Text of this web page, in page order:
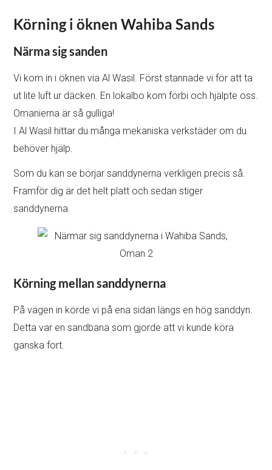
Körning i öknen Wahiba Sands
Närma sig sanden
Vi kom in i öknen via Al Wasil. Först stannade vi för att ta
ut lite luft ur däcken. En lokalbo kom förbi och hjälpte oss.
Omanierna är så gulliga!
I Al Wasil hittar du många mekaniska verkstäder om du
behöver hjälp.
Som du kan se börjar sanddynerna verkligen precis så.
Framför dig är det helt platt och sedan stiger
sanddynerna.
Körning mellan sanddynerna
På vägen in körde vi på ena sidan längs en hög sanddyn.
Detta var en sandbana som gjorde att vi kunde köra
ganska fort.